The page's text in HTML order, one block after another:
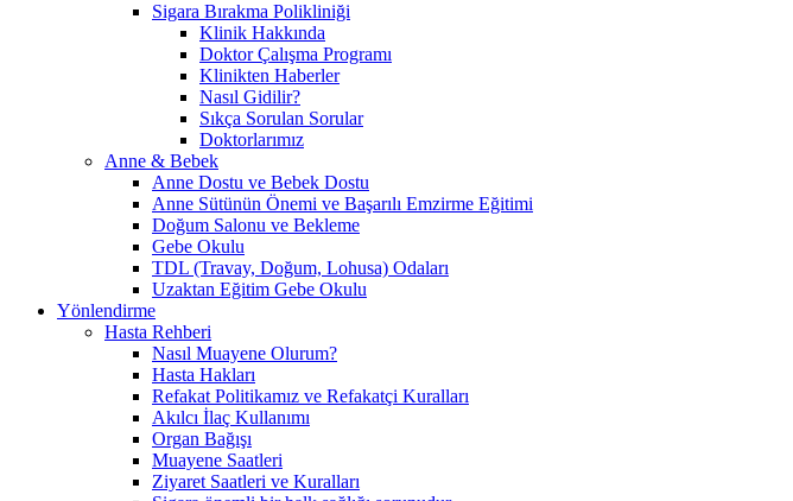
Sigara Bırakma Polikliniği
Klinik Hakkında
Doktor Çalışma Programı
Klinikten Haberler
Nasıl Gidilir?
Sıkça Sorulan Sorular
Doktorlarımız
Anne & Bebek
Anne Dostu ve Bebek Dostu
Anne Sütünün Önemi ve Başarılı Emzirme Eğitimi
Doğum Salonu ve Bekleme
Gebe Okulu
TDL (Travay, Doğum, Lohusa) Odaları
Uzaktan Eğitim Gebe Okulu
Yönlendirme
Hasta Rehberi
Nasıl Muayene Olurum?
Hasta Hakları
Refakat Politikamız ve Refakatçi Kuralları
Akılcı İlaç Kullanımı
Organ Bağışı
Muayene Saatleri
Ziyaret Saatleri ve Kuralları